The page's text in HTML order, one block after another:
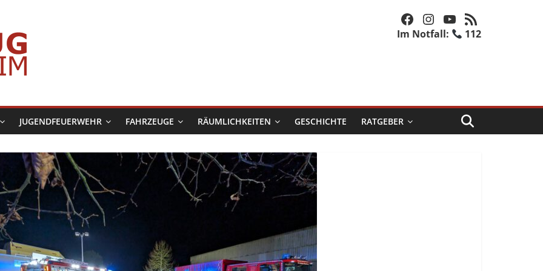
Facebook Instagram YouTube RSS-Feed
Im Notfall: 112
JUGENDFEUERWEHR FAHRZEUGE RÄUMLICHKEITEN GESCHICHTE RATGEBER